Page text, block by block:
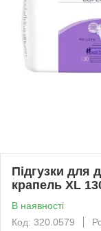
Підгузки для
крапель XL
В наявності
Код: 320.0579